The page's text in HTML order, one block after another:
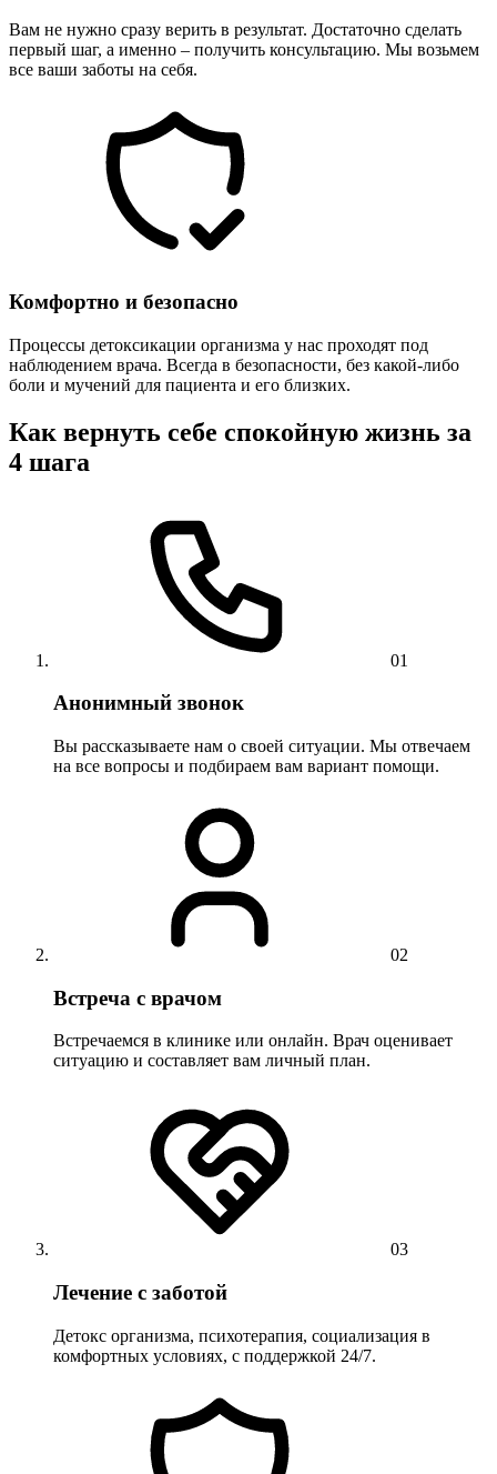
Вам не нужно сразу верить в результат. Достаточно сделать
первый шаг, а именно – получить консультацию. Мы возьмем
все ваши заботы на себя.
Комфортно и безопасно
Процессы детоксикации организма у нас проходят под
наблюдением врача. Всегда в безопасности, без какой-либо
боли и мучений для пациента и его близких.
Как вернуть себе спокойную жизнь за
4 шага
01
Анонимный звонок
Вы рассказываете нам о своей ситуации. Мы отвечаем
на все вопросы и подбираем вам вариант помощи.
02
Встреча с врачом
Встречаемся в клинике или онлайн. Врач оценивает
ситуацию и составляет вам личный план.
03
Лечение с заботой
Детокс организма, психотерапия, социализация в
комфортных условиях, с поддержкой 24/7.